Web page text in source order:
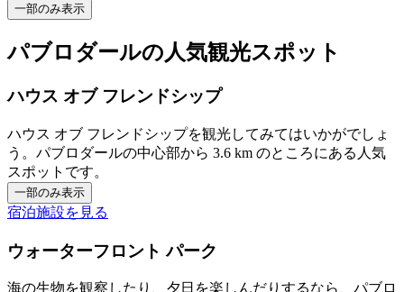
一部のみ表示
パブロダールの人気観光スポット
ハウス オブ フレンドシップ
ハウス オブ フレンドシップを観光してみてはいかがでしょ
う。パブロダールの中心部から 3.6 km のところにある人気
スポットです。
一部のみ表示
宿泊施設を見る
ウォーターフロント パーク
海の生物を観察したり、夕日を楽しんだりするなら、パブロ